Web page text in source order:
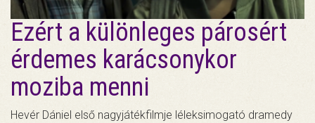
Ezért a különleges párosért
érdemes karácsonykor
moziba menni
Hevér Dániel első nagyjátékfilmje léleksimogató dramedy